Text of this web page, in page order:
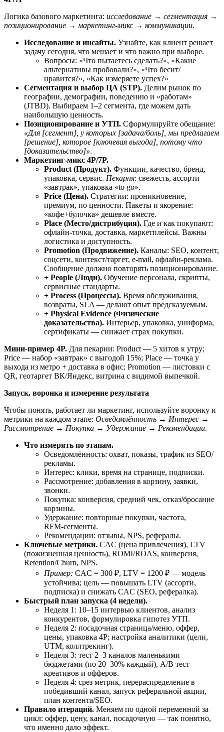
Логика базового маркетинга: исследование → сегментация →
позиционирование → маркетинг‑микс → коммуникации.
Исследование и инсайты. Узнайте, как клиент решает
задачу сегодня, что мешает и что важно при выборе.
Вопросы: «Что пытаетесь сделать?», «Какие
альтернативы пробовали?», «Что бесит/
нравится?», «Как измеряете успех?»
Сегментация и выбор ЦА (STP). Делим рынок по
географии, демографии, поведению и «работам»
(JTBD). Выбираем 1–2 сегмента, где можем дать
наибольшую ценность.
Позиционирование и УТП. Сформулируйте обещание:
«Для [сегмент], у которых [задача/боль], мы предлагаем
[решение], которое [ключевая выгода], потому что
[доказательство]».
Маркетинг‑микс 4P/7P.
Product (Продукт). Функции, качество, бренд,
упаковка, сервис. Пекарня: свежесть, ассорти
«завтрак», упаковка «to go».
Price (Цена). Стратегии: проникновение,
премиум, по ценности. Пакеты и якорение:
«кофе+булочка» дешевле вместе.
Place (Место/дистрибуция). Где и как покупают:
офлайн-точка, доставка, маркетплейсы. Важны
логистика и доступность.
Promotion (Продвижение). Каналы: SEO, контент,
соцсети, контекст/таргет, e‑mail, офлайн‑реклама.
Сообщение должно повторять позиционирование.
+ People (Люди). Обучение персонала, скрипты,
сервисные стандарты.
+ Process (Процессы). Время обслуживания,
возвраты, SLA — делают опыт предсказуемым.
+ Physical Evidence (Физические
доказательства). Интерьер, упаковка, униформа,
сертификаты — снижает страх покупки.
Мини‑пример 4P. Для пекарни: Product — 5 хитов к утру;
Price — набор «завтрак» с выгодой 15%; Place — точка у
выхода из метро + доставка в офис; Promotion — листовки с
QR, геотаргет ВК/Яндекс, витрина с видимой выпечкой.
Запуск, воронка и измерение результата
Чтобы понять, работает ли маркетинг, используйте воронку и
метрики на каждом этапе: Осведомлённость → Интерес →
Рассмотрение → Покупка → Удержание → Рекомендации.
Что измерять по этапам.
Осведомлённость: охват, показы, трафик из SEO/
рекламы.
Интерес: клики, время на странице, подписки.
Рассмотрение: добавления в корзину, заявки,
звонки.
Покупка: конверсия, средний чек, отказ/бросание
корзины.
Удержание: повторные покупки, частота,
RFM‑сегменты.
Рекомендации: отзывы, NPS, рефералы.
Ключевые метрики. CAC (цена привлечения), LTV
(пожизненная ценность), ROMI/ROAS, конверсия,
Retention/Churn, NPS.
Пример: CAC = 300 ₽, LTV = 1200 ₽ — модель
устойчива; цель — повышать LTV (ассорти,
подписка) и снижать CAC (SEO, рефералка).
Быстрый план запуска (4 недели).
Неделя 1: 10–15 интервью клиентов, анализ
конкурентов, формулировка гипотез УТП.
Неделя 2: посадочная страница/меню, оффер,
цены, упаковка 4P; настройка аналитики (цели,
UTM, коллтрекинг).
Неделя 3: тест 2–3 каналов маленькими
бюджетами (по 20–30% каждый), A/B тест
креативов и офферов.
Неделя 4: срез метрик, перераспределение в
победивший канал, запуск реферальной акции,
план контента/SEO.
Правило итераций. Меняем по одной переменной за
цикл: оффер, цену, канал, посадочную — так понятно,
что именно дало эффект.